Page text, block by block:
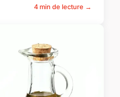
4 min de lecture →